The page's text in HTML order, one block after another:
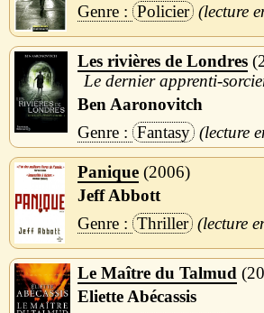
Policier
Les rivières de Londres
Le dernier apprenti-
Ben Aaronovitch
Fantasy
Panique 2006
Jeff Abbott
Thriller
Le Maître du Talmud
Eliette Abécassis